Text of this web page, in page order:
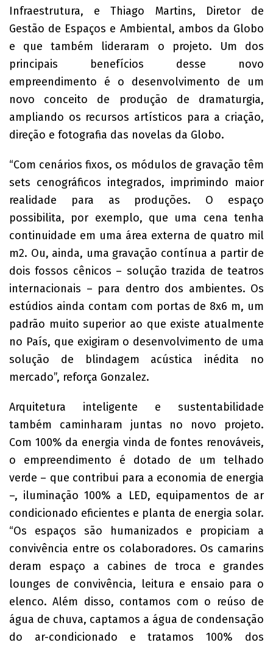
Infraestrutura, e Thiago Martins, Diretor de
Gestão de Espaços e Ambiental, ambos da Globo
e que também lideraram o projeto. Um dos
principais benefícios desse novo
empreendimento é o desenvolvimento de um
novo conceito de produção de dramaturgia,
ampliando os recursos artísticos para a criação,
direção e fotografia das novelas da Globo.
“Com cenários fixos, os módulos de gravação têm
sets cenográficos integrados, imprimindo maior
realidade para as produções. O espaço
possibilita, por exemplo, que uma cena tenha
continuidade em uma área externa de quatro mil
m2. Ou, ainda, uma gravação contínua a partir de
dois fossos cênicos – solução trazida de teatros
internacionais – para dentro dos ambientes. Os
estúdios ainda contam com portas de 8x6 m, um
padrão muito superior ao que existe atualmente
no País, que exigiram o desenvolvimento de uma
solução de blindagem acústica inédita no
mercado”, reforça Gonzalez.
Arquitetura inteligente e sustentabilidade
também caminharam juntas no novo projeto.
Com 100% da energia vinda de fontes renováveis,
o empreendimento é dotado de um telhado
verde – que contribui para a economia de energia
–, iluminação 100% a LED, equipamentos de ar
condicionado eficientes e planta de energia solar.
“Os espaços são humanizados e propiciam a
convivência entre os colaboradores. Os camarins
deram espaço a cabines de troca e grandes
lounges de convivência, leitura e ensaio para o
elenco. Além disso, contamos com o reúso de
água de chuva, captamos a água de condensação
do ar-condicionado e tratamos 100% dos